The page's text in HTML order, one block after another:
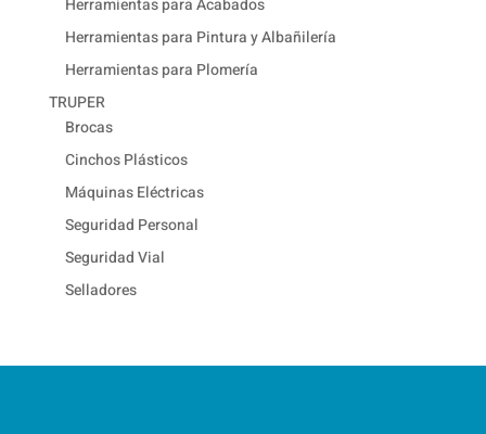
Herramientas para Acabados
Herramientas para Pintura y Albañilería
Herramientas para Plomería
TRUPER
Brocas
Cinchos Plásticos
Máquinas Eléctricas
Seguridad Personal
Seguridad Vial
Selladores